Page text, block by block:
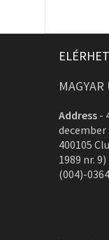
Address -
december
400105
1989 nr.
(004)-